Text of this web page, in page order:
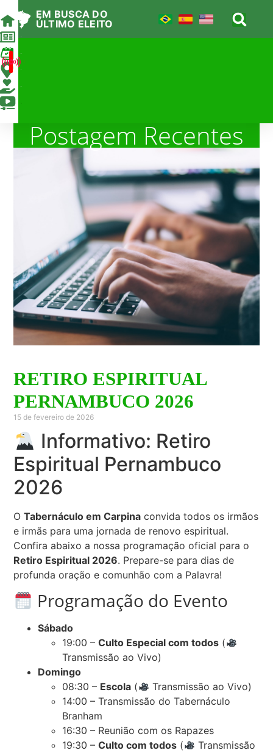
EM BUSCA DO
ÚLTIMO ELEITO
Postagem Recentes
RETIRO ESPIRITUAL
PERNAMBUCO 2026
15 de fevereiro de 2026
Informativo: Retiro
Espiritual Pernambuco
2026
OTabernáculo em Carpina convida todos os irmãos
e irmãs para uma jornada de renovo espiritual.
Confira abaixo a nossa programação oficial para o
Retiro Espiritual 2026. Prepare-se para dias de
profunda oração e comunhão com a Palavra!
Programação do Evento
Sábado
19:00 –Culto Especial com todos (
Transmissão ao Vivo)
Domingo
08:30 – Escola (
Transmissão ao Vivo)
14:00 – Transmissão do Tabernáculo
Branham
16:30 – Reunião com os Rapazes
19:30 –Culto com todos (
Transmissão